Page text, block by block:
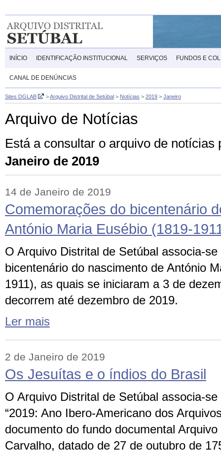
INÍCIO IDENTIFICAÇÃO INSTITUCIONAL SERVIÇOS FUNDOS E
CANAL DE DENÚNCIAS
Sites DGLAB >Arquivo Distrital de Setúbal > Notícias > 2019 > Janeiro
Arquivo de Notícias
Está a consultar o arquivo de notícias
Janeiro de 2019
14 de Janeiro de 2019
Comemorações do bicentenário
António Maria Eusébio (1819-
O Arquivo Distrital de Setúbal associa-
bicentenário do nascimento de António
1911), as quais se iniciaram a 3 de
decorrem até dezembro de 2019.
Ler mais
2 de Janeiro de 2019
Os Jesuítas e o índios do Brasil
O Arquivo Distrital de Setúbal associa-
“2019: Ano Ibero-Americano dos
documento do fundo documental
Carvalho, datado de 27 de outubro de